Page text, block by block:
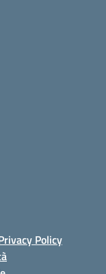
Policy